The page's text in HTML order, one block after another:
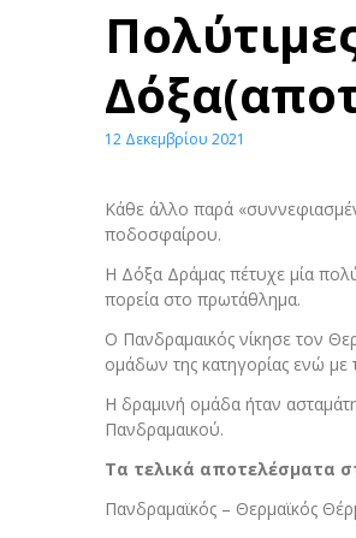
12 Δεκεμβρίου 2021
Κάθε άλλο παρά
ποδοσφαίρου.
Η Δόξα Δράμας πέτυχε μία
πορεία στο πρωτάθλημα.
Ο Πανδραμαικός νίκησε τον
ομάδων της κατηγορίας ενώ με
Η δραμινή ομάδα ήταν
Πανδραμαικού.
Τα τελικά αποτελέσματα
Πανδραμαϊκός – Θερμαϊκός